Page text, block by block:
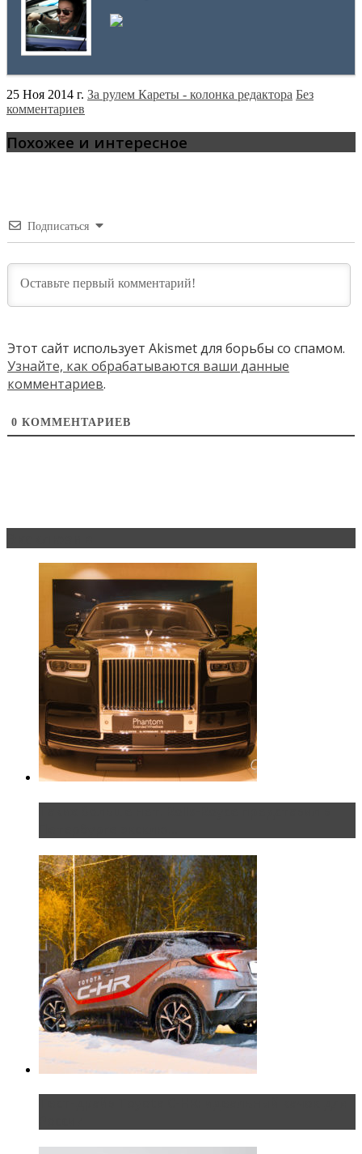
25 Ноя 2014 г. За рулем Кареты - колонка редактора Без
комментариев
Похожее и интересное
Подписаться
Этот сайт использует Akismet для борьбы со спамом.
Узнайте, как обрабатываются ваши данные
комментариев.
0 КОММЕНТАРИЕВ